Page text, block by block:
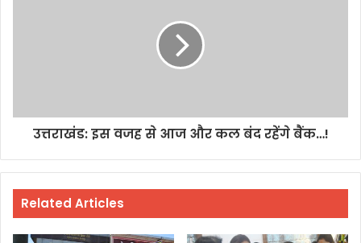
उत्तराखंड: इस वजह से आज और कल बंद रहेंगे बैंक…!
Related Articles